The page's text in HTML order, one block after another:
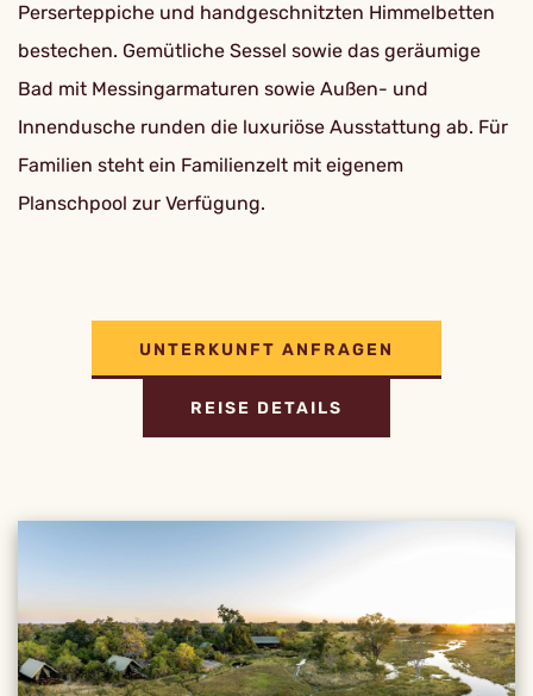
Perserteppiche und handgeschnitzten Himmelbetten
bestechen. Gemütliche Sessel sowie das geräumige
Bad mit Messingarmaturen sowie Außen- und
Innendusche runden die luxuriöse Ausstattung ab. Für
Familien steht ein Familienzelt mit eigenem
Planschpool zur Verfügung.
UNTERKUNFT ANFRAGEN
REISE DETAILS